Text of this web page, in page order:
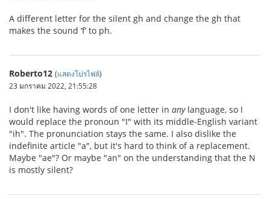
A different letter for the silent gh and change the gh that
makes the sound ‘f’ to ph.
Roberto12 (แสดงโปรไฟล์)
23 มกราคม 2022, 21:55:28
I don't like having words of one letter in anylanguage, so I
would replace the pronoun "I" with its middle-English variant
"ih". The pronunciation stays the same. I also dislike the
indefinite article "a", but it's hard to think of a replacement.
Maybe "ae"? Or maybe "an" on the understanding that the N
is mostly silent?